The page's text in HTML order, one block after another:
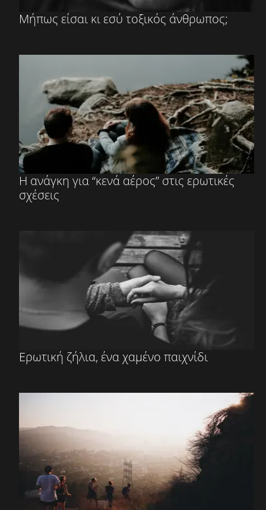
Μήπως είσαι κι εσύ τοξικός άνθρωπος;
Η ανάγκη για “κενά αέρος” στις ερωτικές
σχέσεις
Ερωτική ζήλια, ένα χαμένο παιχνίδι